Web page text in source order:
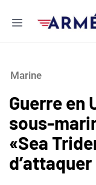
Menu
Marine
Guerre en
sous-
«Sea